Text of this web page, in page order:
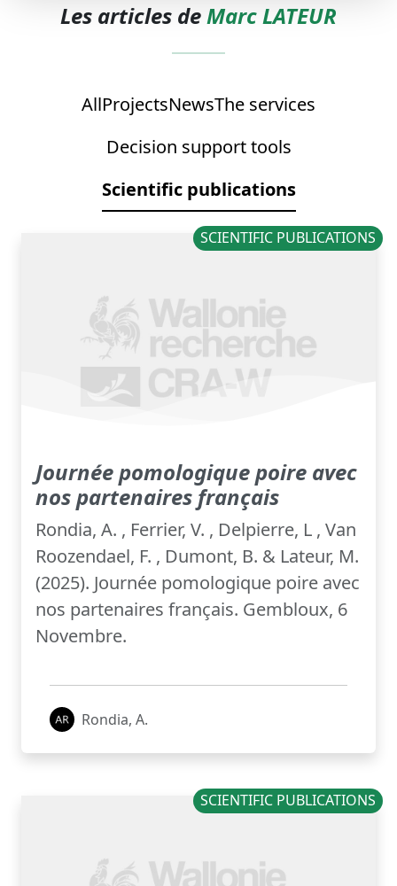
Les articles deMarc LATEUR
AllProjectsNewsThe services
Decision support tools
Scientific publications
SCIENTIFIC PUBLICATIONS
Journée pomologique poire avec
nos partenaires français
Rondia, A. , Ferrier, V. , Delpierre, L , Van
Roozendael, F. , Dumont, B. & Lateur, M.
(2025). Journée pomologique poire avec
nos partenaires français. Gembloux, 6
Novembre.
Rondia, A.
SCIENTIFIC PUBLICATIONS